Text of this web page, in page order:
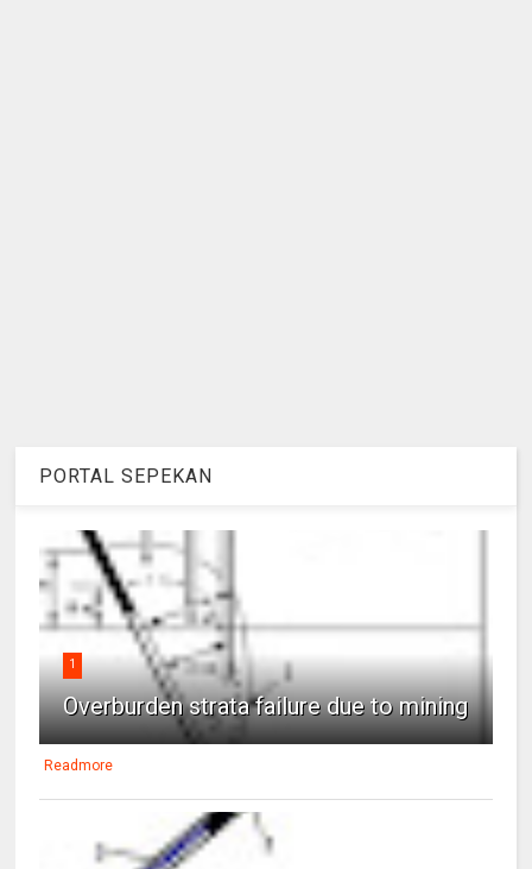
PORTAL SEPEKAN
1
Overburden strata failure due to mining
Readmore